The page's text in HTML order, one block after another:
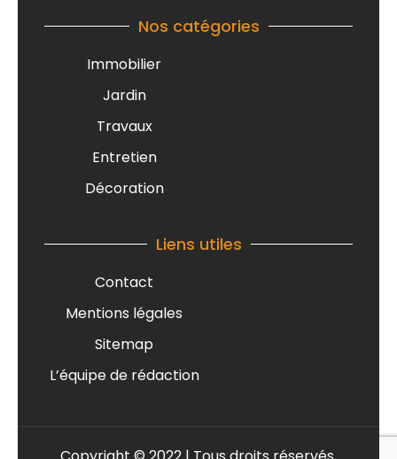
Nos catégories
Immobilier
Jardin
Travaux
Entretien
Décoration
Liens utiles
Contact
Mentions légales
Sitemap
L’équipe de rédaction